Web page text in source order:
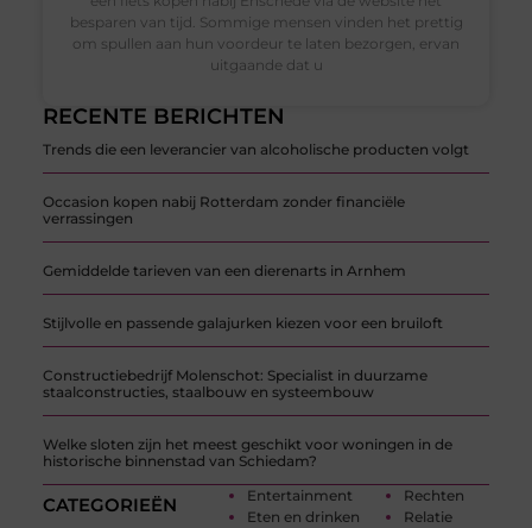
RECENTE BERICHTEN
Trends die een leverancier van alcoholische producten volgt
Occasion kopen nabij Rotterdam zonder financiële
verrassingen
Gemiddelde tarieven van een dierenarts in Arnhem
Stijlvolle en passende galajurken kiezen voor een bruiloft
Constructiebedrijf Molenschot: Specialist in duurzame
staalconstructies, staalbouw en systeembouw
Welke sloten zijn het meest geschikt voor woningen in de
historische binnenstad van Schiedam?
CATEGORIEËN
Entertainment
Eten en drinken
Rechten
Relatie
besparen van tijd. Sommige mensen vinden het prettig
om spullen aan hun voordeur te laten bezorgen, ervan
uitgaande dat u